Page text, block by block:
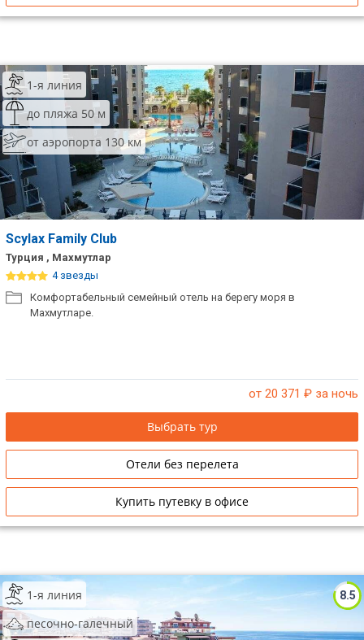
1-я линия
до пляжа 50 м
от аэропорта 130 км
Scylax Family Club
Турция , Махмутлар
4 звезды
Комфортабельный семейный отель на берегу моря в
Махмутларе.
от 20 371 ₽ за ночь
Выбрать тур
Отели без перелета
Купить путевку в офисе
8.5
1-я линия
песочно-галечный
Сетевые отели Бали
Сетевые отели Сейшел
Сетевые отели Маврикия